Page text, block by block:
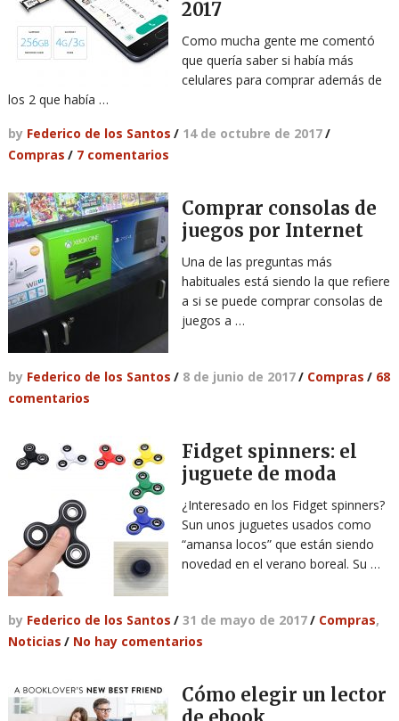
2017
Como mucha gente me comentó
que quería saber si había más
celulares para comprar además de
los 2 que había …
by Federico de los Santos / 14 de octubre de 2017/
Compras / 7 comentarios
Comprar consolas de
juegos por Internet
Una de las preguntas más
habituales está siendo la que refiere
a si se puede comprar consolas de
juegos a …
by Federico de los Santos / 8 de junio de 2017/ Compras / 68
comentarios
Fidget spinners: el
juguete de moda
¿Interesado en los Fidget spinners?
Sun unos juguetes usados como
“amansa locos” que están siendo
novedad en el verano boreal. Su …
by Federico de los Santos / 31 de mayo de 2017/ Compras,
Noticias / No hay comentarios
Cómo elegir un lector